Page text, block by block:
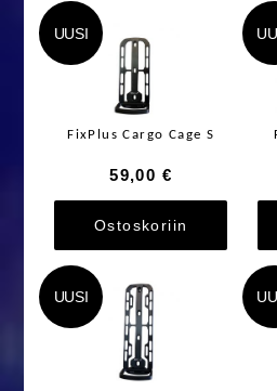
UUSI
FixPlus Cargo Cage S
59,00 €
Ostoskoriin
UUSI